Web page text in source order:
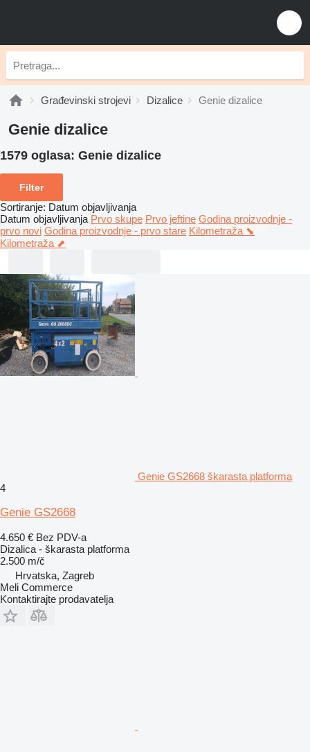
Građevinski strojevi Dizalice Genie dizalice
Genie dizalice
1579 oglasa: Genie dizalice
Filter
Sortiranje: Datum objavljivanja
Datum objavljivanja Prvo skupe Prvo jeftine Godina proizvodnje -
prvo novi Godina proizvodnje - prvo stare Kilometraža ⬊
Kilometraža ⬈
Genie GS2668 škarasta platforma
4
Genie GS2668
4.650 € Bez PDV-a
Dizalica - škarasta platforma
2.500 m/č
Hrvatska, Zagreb
Meli Commerce
Kontaktirajte prodavatelja